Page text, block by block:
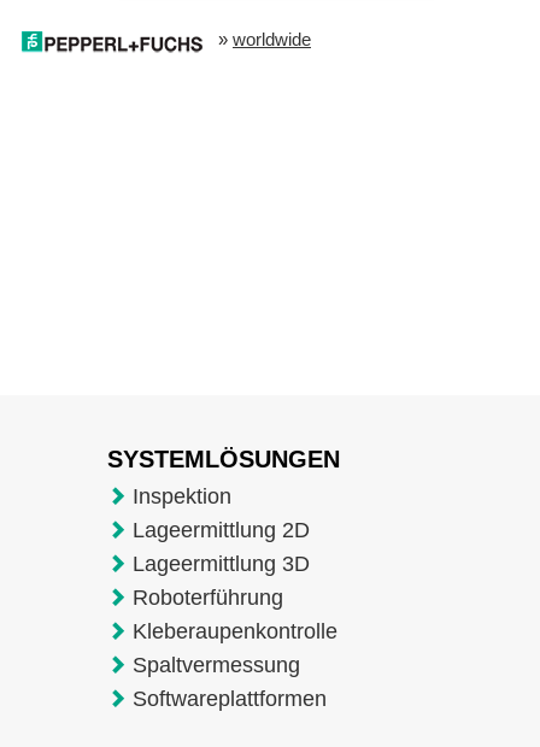
» worldwide
SYSTEMLÖSUNGEN
Inspektion
Lageermittlung 2D
Lageermittlung 3D
Roboterführung
Kleberaupenkontrolle
Spaltvermessung
Softwareplattformen